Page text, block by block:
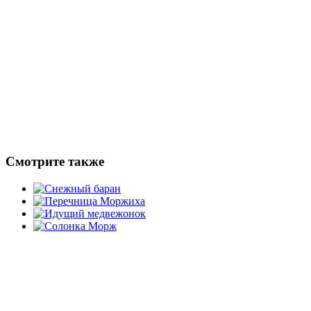
Смотрите также